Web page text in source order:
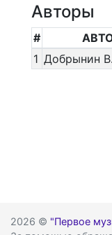
Авторы
#
1 Добрынин
2026 © "Первое